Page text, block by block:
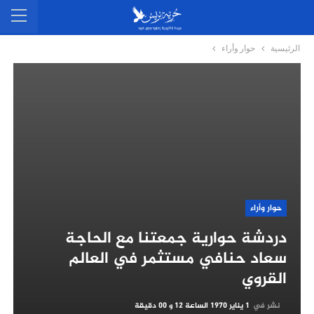
الرئيسية حوار وأراء
حوار وأراء
دردشة حوارية جمعتنا مع الحاجة
سعاد حنافي مستثمر في العالم
القروي
نشر في 1 يناير 1970 الساعة 12 و 00 دقيقة